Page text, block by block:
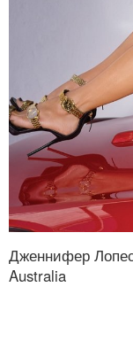
Дженнифер
Australia